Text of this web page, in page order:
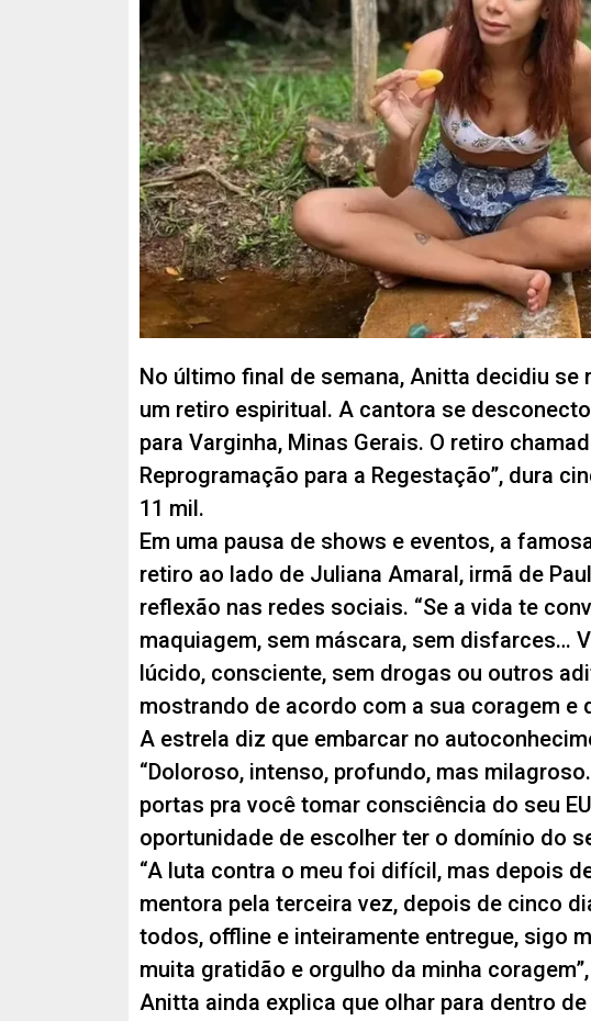
No último final de semana, Anitta decidiu
um retiro espiritual. A cantora se
para Varginha, Minas Gerais. O retiro
Reprogramação para a Regestação”, dura
11 mil.
Em uma pausa de shows e eventos, a
retiro ao lado de Juliana Amaral, irmã de
reflexão nas redes sociais. “Se a vida te
maquiagem, sem máscara, sem disfarces…
lúcido, consciente, sem drogas ou outros
mostrando de acordo com a sua coragem e
A estrela diz que embarcar no
“Doloroso, intenso, profundo, mas
portas pra você tomar consciência do seu
oportunidade de escolher ter o domínio do
“A luta contra o meu foi difícil, mas depois
mentora pela terceira vez, depois de cinco
todos, offline e inteiramente entregue, sigo
muita gratidão e orgulho da minha
Anitta ainda explica que olhar para dentro